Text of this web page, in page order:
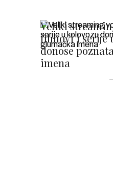
Veliki
filmovi i serije
donose
imena